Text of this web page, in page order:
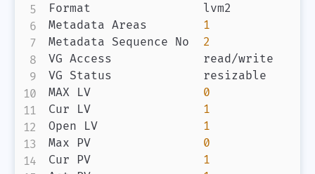
Format                lvm2
Metadata Areas 1
Metadata Sequence No 2
VG Access             read/write
VG Status             resizable
MAX LV 0
Cur LV 1
Open LV 1
Max PV 0
Cur PV 1